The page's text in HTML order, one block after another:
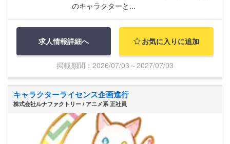
のキャラクターと...
求人情報詳細へ お気に入りに追加
掲載期間：2026/07/03～2027/07/03
キャラクターライセンス企画進行
株式会社ルナファクトリー / アニメ系 正社員